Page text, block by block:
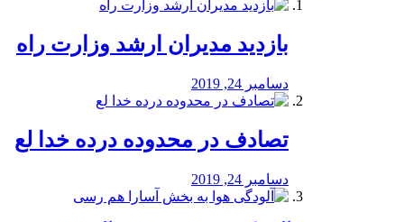
بازدید مدیران ارشد وزارت راه
دسامبر 24, 2019
تصادف در محدوده درده خدا لع
دسامبر 24, 2019